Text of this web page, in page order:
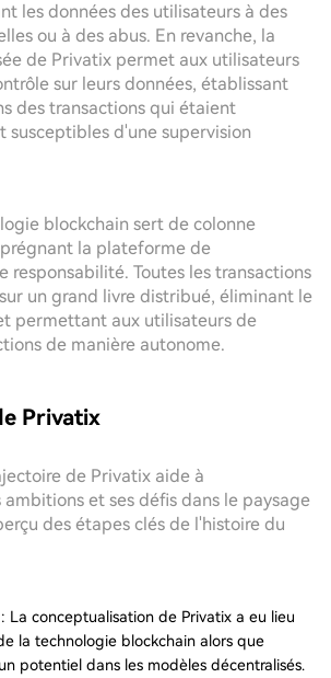
les données des utilisateurs à des
ou à des abus. En revanche, la
de Privatix permet aux utilisateurs
sur leurs données, établissant
des transactions qui étaient
d'une supervision
blockchain sert de colonne
la plateforme de
responsabilité. Toutes les transactions
un grand livre distribué, éliminant le
permettant aux utilisateurs de
de manière autonome.
Privatix
de Privatix aide à
et ses défis dans le paysage
des étapes clés de l'histoire du
: La conceptualisation de Privatix a eu lieu
la technologie blockchain alors que
potentiel dans les modèles décentralisés.